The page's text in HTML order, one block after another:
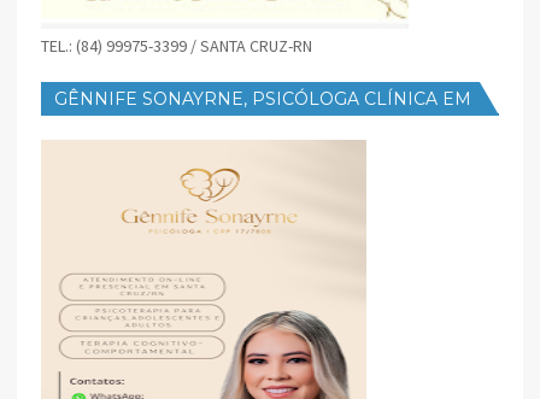
TEL.: (84) 99975-3399 / SANTA CRUZ-RN
GÊNNIFE SONAYRNE, PSICÓLOGA CLÍNICA EM